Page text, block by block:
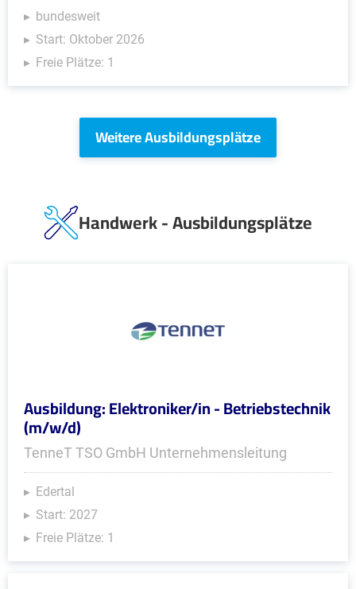
bundesweit
Start: Oktober 2026
Freie Plätze: 1
Weitere Ausbildungsplätze
Handwerk - Ausbildungsplätze
Ausbildung: Elektroniker/in - Betriebstechnik
(m/w/d)
TenneT TSO GmbH Unternehmensleitung
Edertal
Start: 2027
Freie Plätze: 1